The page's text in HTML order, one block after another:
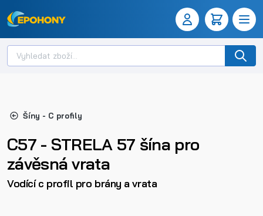
Šíny - C profily
C57 - STRELA 57 šína pro
závěsná vrata
Vodící c profil pro brány a vrata